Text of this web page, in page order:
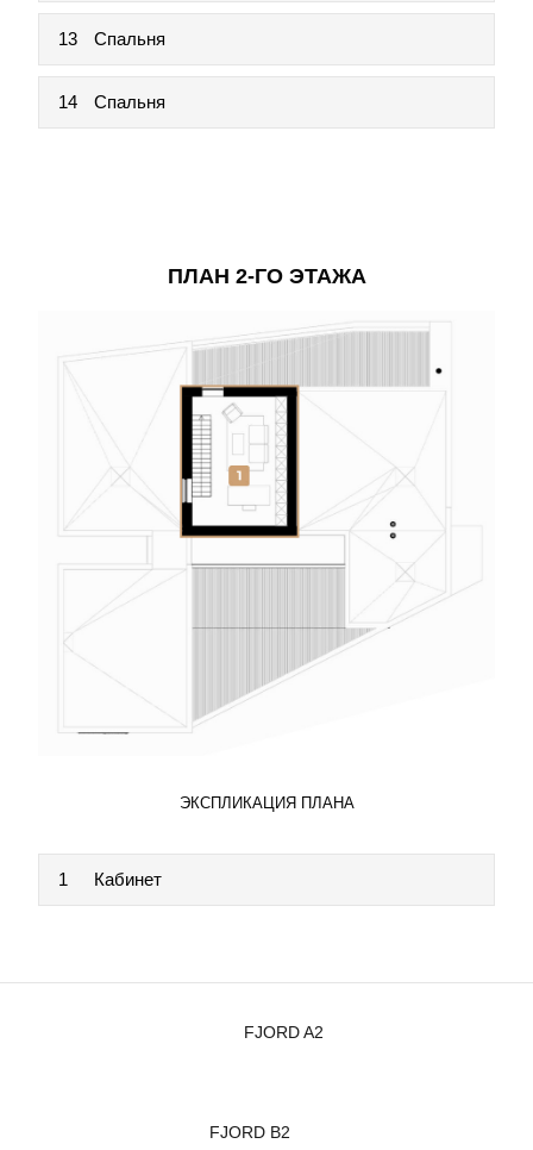
13 Спальня
14 Спальня
ПЛАН 2-ГО ЭТАЖА
ЭКСПЛИКАЦИЯ ПЛАНА
1 Кабинет
FJORD A2
FJORD B2